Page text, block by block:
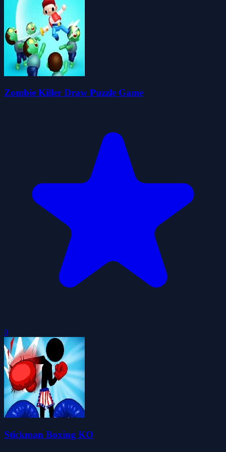
Zombie Killer Draw Puzzle Game
0
Stickman Boxing KO